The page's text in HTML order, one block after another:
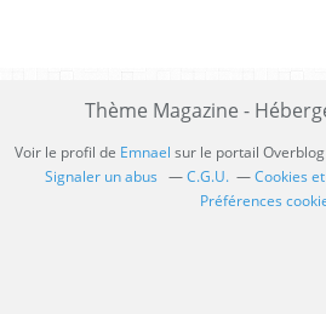
Thème Magazine -
Voir le profil de Emnael sur le portail Overblog
Signaler un abus
C.G.U.
Cookies
Préférences